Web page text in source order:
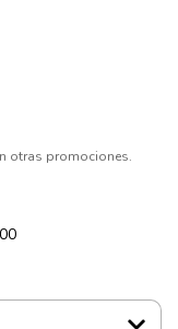
otras promociones.